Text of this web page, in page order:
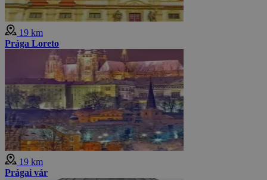
19 km
Prága Loreto
19 km
Prágai vár